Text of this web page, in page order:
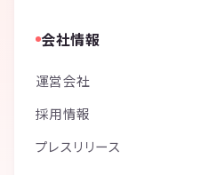
会社情報
運営会社
採用情報
プレスリリース